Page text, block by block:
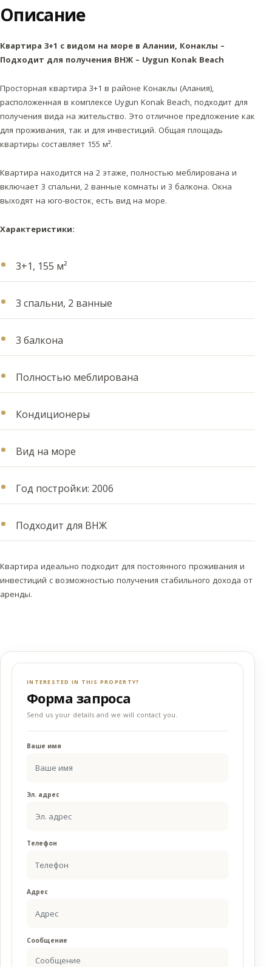
Описание
Квартира 3+1 с видом на море в Алании, Конаклы –
Подходит для получения ВНЖ – Uygun Konak Beach
Просторная квартира 3+1 в районе Конаклы (Алания),
расположенная в комплексе Uygun Konak Beach, подходит для
получения вида на жительство. Это отличное предложение как
для проживания, так и для инвестиций. Общая площадь
квартиры составляет 155 м².
Квартира находится на 2 этаже, полностью меблирована и
включает 3 спальни, 2 ванные комнаты и 3 балкона. Окна
выходят на юго-восток, есть вид на море.
Характеристики:
3+1, 155 м²
3 спальни, 2 ванные
3 балкона
Полностью меблирована
Кондиционеры
Вид на море
Год постройки: 2006
Подходит для ВНЖ
Квартира идеально подходит для постоянного проживания и
инвестиций с возможностью получения стабильного дохода от
аренды.
INTERESTED IN THIS PROPERTY?
Форма запроса
Send us your details and we will contact you.
Ваше имя
Эл. адрес
Телефон
Адрес
Сообщение